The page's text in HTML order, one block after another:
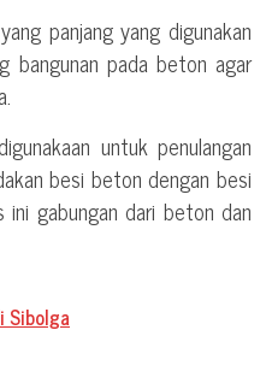
panjang yang digunakan
bangunan pada beton agar
untuk penulangan
besi beton dengan besi
ini gabungan dari beton dan
Sibolga